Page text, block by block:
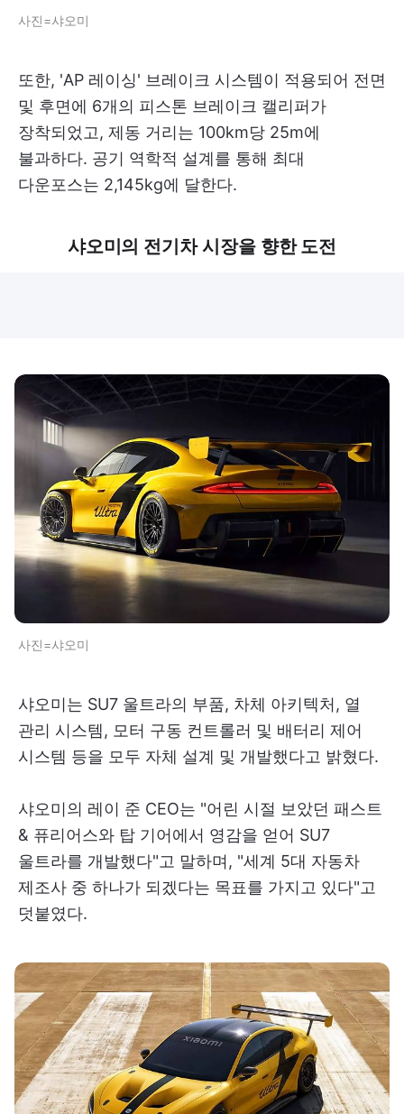
사진=샤오미
또한, 'AP 레이싱' 브레이크 시스템이 적용되어 전면
및 후면에 6개의 피스톤 브레이크 캘리퍼가
장착되었고, 제동 거리는 100km당 25m에
불과하다. 공기 역학적 설계를 통해 최대
다운포스는 2,145kg에 달한다.
샤오미의 전기차 시장을 향한 도전
사진=샤오미
샤오미는 SU7 울트라의 부품, 차체 아키텍처, 열
관리 시스템, 모터 구동 컨트롤러 및 배터리 제어
시스템 등을 모두 자체 설계 및 개발했다고 밝혔다.
샤오미의 레이 준 CEO는 "어린 시절 보았던 패스트
& 퓨리어스와 탑 기어에서 영감을 얻어 SU7
울트라를 개발했다"고 말하며, "세계 5대 자동차
제조사 중 하나가 되겠다는 목표를 가지고 있다"고
덧붙였다.